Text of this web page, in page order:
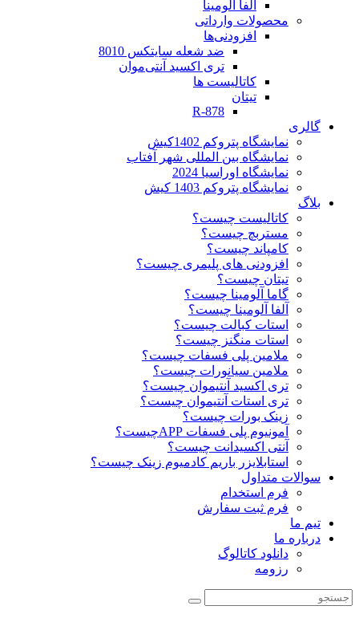
آلفا آلومینا
محصولات وارداتی
افزودنی‌ها
ضد شعله سایتکس 8010
تری اکسید آنتی‌موان
کاتالیست ها
تیتان
R-878
گالری
نمایشگاه پتروکم 1402کیش
نمایشگاه بین المللی شهر آفتاب
نمایشگاه اوراسیا 2024
نمایشگاه پتروکم 1403 کیش
بلاگ
کاتالیست چیست؟
مستربچ چیست؟
کامپاند چیست؟
افزودنی های پلیمری چیست؟
تیتان چیست؟
گاما آلومینا چیست؟
آلفا آلومینا چیست؟
استات کبالت چیست؟
استات منگنز چیست؟
ملامین پلی فسفات چیست؟
ملامین سیانورات چیست؟
تری اکسید آنتیموان چیست؟
تری استات آنتیموان چیست؟
زینک بورات چیست؟
آمونیوم پلی فسفات APPچیست؟
آنتی اکسیدانت چیست؟
استابلایزر باریم کادمیوم زینک چیست؟
سوالات متداول
فرم استخدام
فرم ثبت سفارش
تیم ما
درباره ما
دانلود کاتالوگ
رزومه